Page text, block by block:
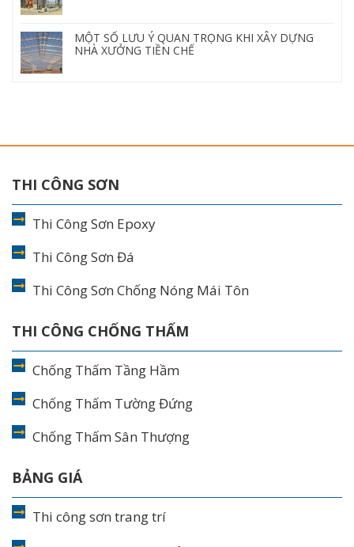
MỘT SỐ LƯU Ý QUAN TRỌNG KHI XÂY DỰNG
NHÀ XƯỞNG TIỀN CHẾ
THI CÔNG SƠN
Thi Công Sơn Epoxy
Thi Công Sơn Đá
Thi Công Sơn Chống Nóng Mái Tôn
THI CÔNG CHỐNG THẤM
Chống Thấm Tầng Hầm
Chống Thấm Tường Đứng
Chống Thấm Sân Thượng
BẢNG GIÁ
Thi công sơn trang trí